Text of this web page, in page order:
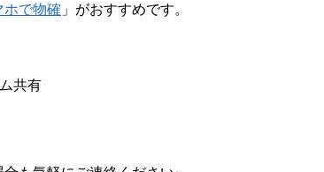
ホで物確 」がおすすめです。
共有